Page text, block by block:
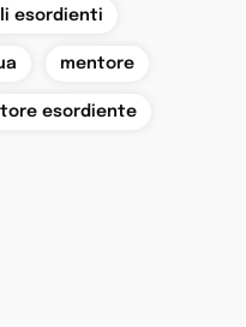
esordienti
mentore
esordiente